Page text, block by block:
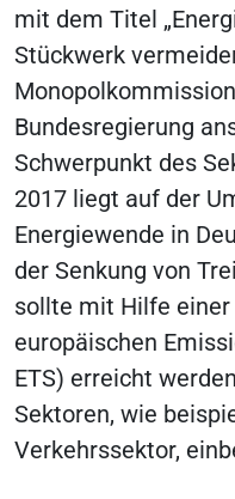
mit dem Titel
Stückwerk
Bundesregierung
Schwerpunkt des
2017 liegt auf der
Energiewende in
der Senkung von
sollte mit Hilfe einer
europäischen
ETS) erreicht
Sektoren, wie
Verkehrssektor,